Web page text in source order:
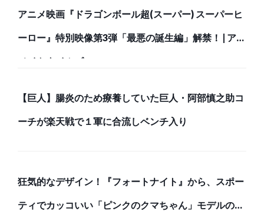
アニメ映画『ドラゴンボール超(スーパー) スーパーヒ
ーロー』特別映像第3弾「最悪の誕生編」解禁！ | アニ
メイトタイムズ
【巨人】腸炎のため療養していた巨人・阿部慎之助コ
ーチが楽天戦で１軍に合流しベンチ入り
狂気的なデザイン！『フォートナイト』から、スポー
ティでカッコいい「ピンクのクマちゃん」モデルのバ